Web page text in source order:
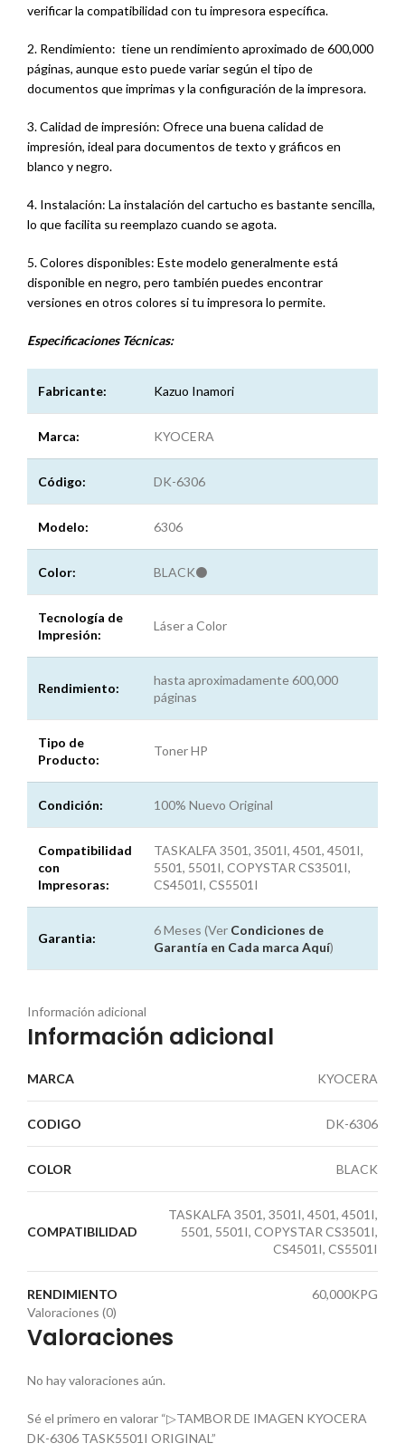
verificar la compatibilidad con tu impresora específica.
2. Rendimiento: tiene un rendimiento aproximado de 600,000
páginas, aunque esto puede variar según el tipo de
documentos que imprimas y la configuración de la impresora.
3. Calidad de impresión: Ofrece una buena calidad de
impresión, ideal para documentos de texto y gráficos en
blanco y negro.
4. Instalación: La instalación del cartucho es bastante sencilla,
lo que facilita su reemplazo cuando se agota.
5. Colores disponibles: Este modelo generalmente está
disponible en negro, pero también puedes encontrar
versiones en otros colores si tu impresora lo permite.
Especificaciones Técnicas:
Fabricante: Kazuo Inamori
Marca: KYOCERA
Código: DK-6306
Modelo: 6306
Color: BLACK⚫
Tecnología de
Impresión:
Láser a Color
Rendimiento:
hasta aproximadamente 600,000
páginas
Tipo de
Producto:
Toner HP
Condición: 100% Nuevo Original
Compatibilidad
con
Impresoras:
TASKALFA 3501, 3501I, 4501, 4501I,
5501, 5501I, COPYSTAR CS3501I,
CS4501I, CS5501I
Garantia:
6 Meses (Ver Condiciones de
Garantía en Cada marca Aquí)
Información adicional
Información adicional
MARCA KYOCERA
CODIGO DK-6306
COLOR BLACK
COMPATIBILIDAD
TASKALFA 3501, 3501I, 4501, 4501I,
5501, 5501I, COPYSTAR CS3501I,
CS4501I, CS5501I
RENDIMIENTO
60,000KPG
Valoraciones (0)
Valoraciones
No hay valoraciones aún.
Sé el primero en valorar “▷TAMBOR DE IMAGEN KYOCERA
DK-6306 TASK5501I ORIGINAL”